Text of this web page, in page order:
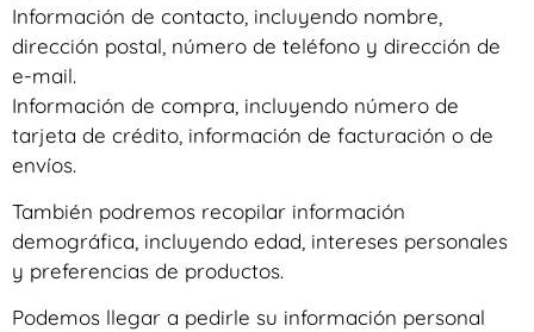
Información de contacto, incluyendo nombre,
dirección postal, número de teléfono y dirección de
e-mail.
Información de compra, incluyendo número de
tarjeta de crédito, información de facturación o de
envíos.
También podremos recopilar información
demográfica, incluyendo edad, intereses personales
y preferencias de productos.
Podemos llegar a pedirle su información personal